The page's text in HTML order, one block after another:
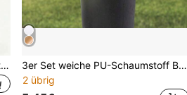
Aluminum Alloy Baseball Bat, Lightweight Non-slip Metal Softball Bat, Outdoor Training & Self-defense Gear for Youth, Adults, Beginner Players
3er Set weiche PU-Schaumstoff Baseball-Übungsbälle, 2,75 Zoll/7cm Trainings-Baseballs für Anfänger und Schüler, elastische leichte Indoor-/Outdoor-Übungsbälle, langanhaltend wiederverwendbares Schlag- und Pitching-Trainingsgerät für Teenager, Schulsport, Gartentraining
2 übrig